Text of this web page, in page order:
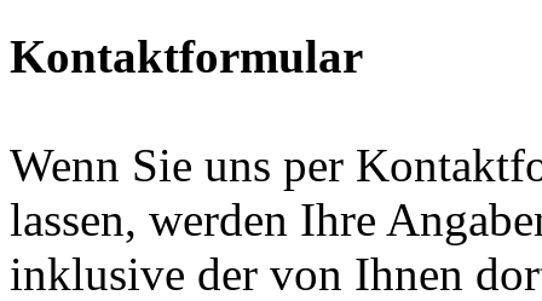
Kontaktformular
Wenn Sie uns per
lassen, werden Ihre
inklusive der von Ihnen